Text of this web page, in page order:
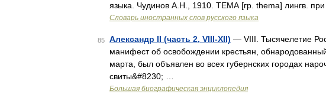
языка. Чудинов А.Н., 1910. ТЕМА [гр. thema] лингв. при
Словарь иностранных слов русского языка
85 Александр II (часть 2, VIII-XII) — VIII. Тысячелетие
манифест об освобождении крестьян,
марта, был объявлен во всех губернских городах
свиты&#8230; …
Большая биографическая энциклопедия